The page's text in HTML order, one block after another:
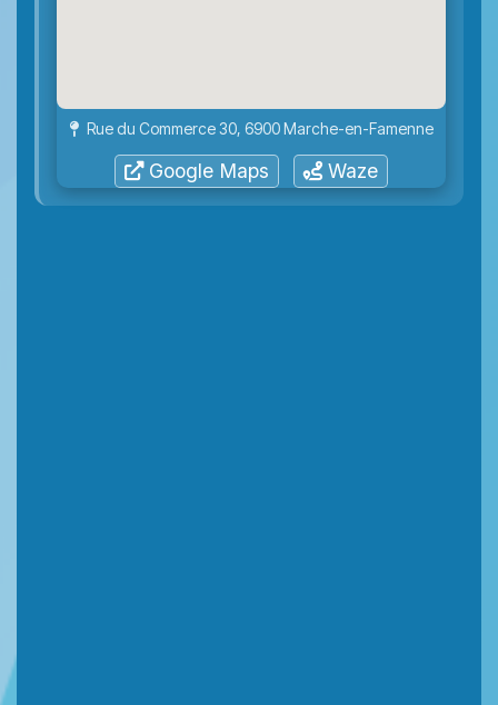
Rue du Commerce 30, 6900 Marche-en-Famenne
Google Maps Waze